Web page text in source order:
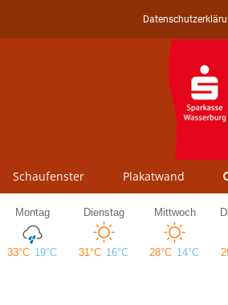
Schaufenster Plakatwand